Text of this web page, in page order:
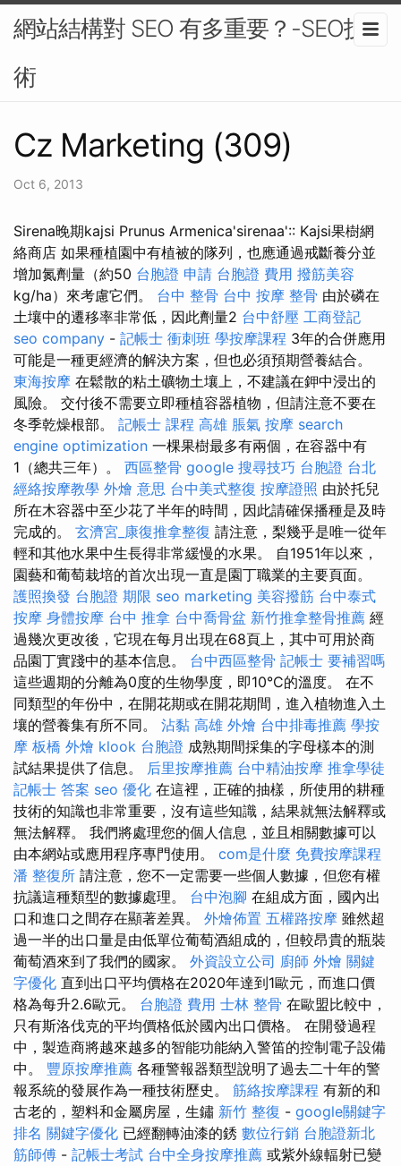
網站結構對 SEO 有多重要？-SEO技
術
Cz Marketing (309)
Oct 6, 2013
Sirena晚期kajsi Prunus Armenica'sirenaa':: Kajsi果樹網
絡商店 如果種植園中有植被的隊列，也應通過戒斷養分並
增加氮劑量（約50 台胞證 申請 台胞證 費用 撥筋美容
kg/ha）來考慮它們。 台中 整骨 台中 按摩 整骨 由於磷在
土壤中的遷移率非常低，因此劑量2 台中舒壓 工商登記
seo company - 記帳士 衝刺班 學按摩課程 3年的合併應用
可能是一種更經濟的解決方案，但也必須預期營養結合。
東海按摩 在鬆散的粘土礦物土壤上，不建議在鉀中浸出的
風險。 交付後不需要立即種植容器植物，但請注意不要在
冬季乾燥根部。 記帳士 課程 高雄 脹氣 按摩 search
engine optimization 一棵果樹最多有兩個，在容器中有
1（總共三年）。 西區整骨 google 搜尋技巧 台胞證 台北
經絡按摩教學 外燴 意思 台中美式整復 按摩證照 由於托兒
所在木容器中至少花了半年的時間，因此請確保播種是及時
完成的​​。 玄濟宮_康復推拿整復 請注意，梨幾乎是唯一從年
輕和其他水果中生長得非常緩慢的水果。 自1951年以來，
園藝和葡萄栽培的首次出現一直是園丁職業的主要頁面。
護照換發 台胞證 期限 seo marketing 美容撥筋 台中泰式
按摩 身體按摩 台中 推拿 台中喬骨盆 新竹推拿整骨推薦 經
過幾次更改後，它現在每月出現在68頁上，其中可用於商
品園丁實踐中的基本信息。 台中西區整骨 記帳士 要補習嗎
這些週期的分離為0度的生物學度，即10°C的溫度。 在不
同類型的年份中，在開花期或在開花期間，進入植物進入土
壤的營養集有所不同。 沾黏 高雄 外燴 台中排毒推薦 學按
摩 板橋 外燴 klook 台胞證 成熟期間採集的字母樣本的測
試結果提供了信息。 后里按摩推薦 台中精油按摩 推拿學徒
記帳士 答案 seo 優化 在這裡，正確的抽樣，所使用的耕種
技術的知識也非常重要，沒有這些知識，結果就無法解釋或
無法解釋。 我們將處理您的個人信息，並且相關數據可以
由本網站或應用程序專門使用。 com是什麼 免費按摩課程
潘 整復所 請注意，您不一定需要一些個人數據，但您有權
抗​​議這種類型的數據處理。 台中泡腳 在組成方面，國內出
口和進口之間存在顯著差異。 外燴佈置 五權路按摩 雖然超
過一半的出口量是由低單位葡萄酒組成的，但較昂貴的瓶裝
葡萄酒來到了我們的國家。 外資設立公司 廚師 外燴 關鍵
字優化 直到出口平均價格在2020年達到1歐元，而進口價
格為每升2.6歐元。 台胞證 費用 士林 整骨 在歐盟比較中，
只有斯洛伐克的平均價格低於國內出口價格。 在開發過程
中，製造商將越來越多的智能功能納入警笛的控制電子設備
中。 豐原按摩推薦 各種警報器類型說明了過去二十年的警
報系統的發展作為一種技術歷史。 筋絡按摩課程 有新的和
古老的，塑料和金屬房屋，生鏽 新竹 整復 - google關鍵字
排名 關鍵字優化 已經翻轉油漆的銹 數位行銷 台胞證新北
筋師傅 - 記帳士考試 台中全身按摩推薦 或紫外線輻射已變